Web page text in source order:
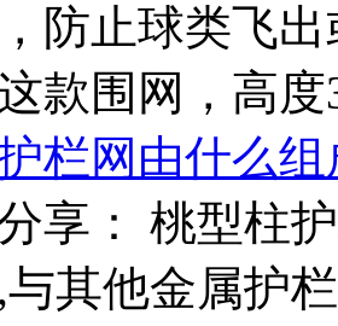
防止球类飞
款围网，高
栏网由什么组
享： 桃型柱
其他金属护